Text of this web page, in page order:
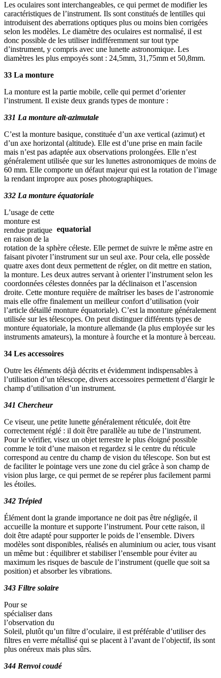
Les oculaires sont interchangeables, ce qui permet de modifier les
caractéristiques de l’instrument. Ils sont constitués de lentilles qui
introduisent des aberrations optiques plus ou moins bien corrigées
selon les modèles. Le diamètre des oculaires est normalisé, il est
donc possible de les utiliser indifféremment sur tout type
d’instrument, y compris avec une lunette astronomique. Les
diamètres les plus empoyés sont : 24,5mm, 31,75mm et 50,8mm.
33 La monture
La monture est la partie mobile, celle qui permet d’orienter
l’instrument. Il existe deux grands types de monture :
331 La monture alt-azimutale
C’est la monture basique, constituée d’un axe vertical (azimut) et
d’un axe horizontal (altitude). Elle est d’une prise en main facile
mais n’est pas adaptée aux observations prolongées. Elle n’est
généralement utilisée que sur les lunettes astronomiques de moins de
60 mm. Elle comporte un défaut majeur qui est la rotation de l’image
la rendant impropre aux poses photographiques.
332 La monture équatoriale
equatorial
L’usage de cette
monture est
rendue pratique
en raison de la
rotation de la sphère céleste. Elle permet de suivre le même astre en
faisant pivoter l’instrument sur un seul axe. Pour cela, elle possède
quatre axes dont deux permettent de régler, on dit mettre en station,
la monture. Les deux autres servant à orienter l’instrument selon les
coordonnées célestes données par la déclinaison et l’ascension
droite. Cette monture requière de maîtriser les bases de l’astronomie
mais elle offre finalement un meilleur confort d’utilisation (voir
l’article détaillé monture équatoriale). C’est la monture généralement
utilisée sur les télescopes. On peut distinguer différents types de
monture équatoriale, la monture allemande (la plus employée sur les
instruments amateurs), la monture à fourche et la monture à berceau.
34 Les accessoires
Outre les éléments déjà décrits et évidemment indispensables à
l’utilisation d’un télescope, divers accessoires permettent d’élargir le
champ d’utilisation d’un instrument.
341 Chercheur
Ce viseur, une petite lunette généralement réticulée, doit être
correctement réglé : il doit être parallèle au tube de l’instrument.
Pour le vérifier, visez un objet terrestre le plus éloigné possible
comme le toit d’une maison et regardez si le centre du réticule
correspond au centre du champ de vision du télescope. Son but est
de faciliter le pointage vers une zone du ciel grâce à son champ de
vision plus large, ce qui permet de se repérer plus facilement parmi
les étoiles.
342 Trépied
Élément dont la grande importance ne doit pas être négligée, il
accueille la monture et supporte l’instrument. Pour cette raison, il
doit être adapté pour supporter le poids de l’ensemble. Divers
modèles sont disponibles, réalisés en aluminium ou acier, tous visant
un même but : équilibrer et stabiliser l’ensemble pour éviter au
maximum les risques de bascule de l’instrument (quelle que soit sa
position) et absorber les vibrations.
343 Filtre solaire
Pour se
spécialiser dans
l’observation du
Soleil, plutôt qu’un filtre d’oculaire, il est préférable d’utiliser des
filtres en verre métallisé qui se placent à l’avant de l’objectif, ils sont
plus onéreux mais plus sûrs.
344 Renvoi coudé